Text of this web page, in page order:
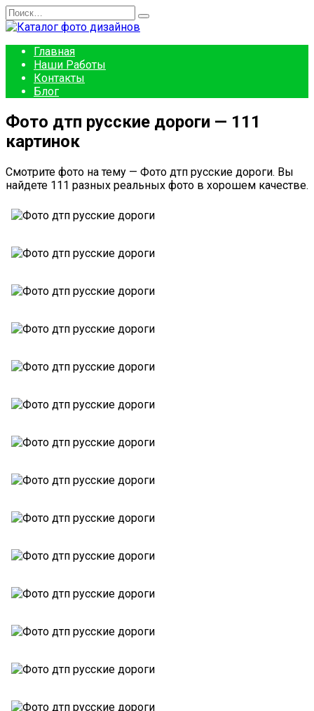
Перейти
к
Search
for:
Главная
Наши Работы
Контакты
Блог
Фото дтп русские дороги — 111
картинок
Смотрите фото на тему — Фото дтп русские дороги. Вы
найдете 111 разных реальных фото в хорошем качестве.